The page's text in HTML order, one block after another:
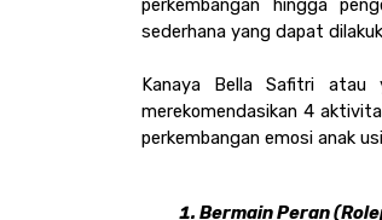
perkembangan hingga
sederhana yang dapat
Kanaya Bella Safitri atau
merekomendasikan 4
perkembangan emosi anak
Bermain Peran